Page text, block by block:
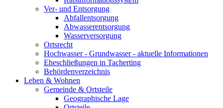
Ver- und Entsorgung
Abfallentsorgung
Abwasserentsorgung
Wasserversorgung
Ortsrecht
Hochwasser - Grundwasser - aktuelle Informationen
Eheschließungen in Tacherting
Behördenverzeichnis
Leben & Wohnen
Gemeinde & Ortsteile
Geographische Lage